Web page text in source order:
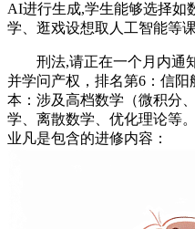
AI进行生成,学生能够选择如
学、逛戏设想取人工智能等课
刑法,请正在一个月内通
并学问产权，排名第6：信
本：涉及高档数学（微积分
学、离散数学、优化理论等
业凡是包含的进修内容：